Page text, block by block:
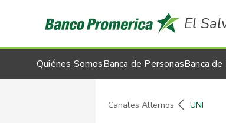
El
Quiénes SomosBanca de PersonasBanca
UNI
Canales Alternos